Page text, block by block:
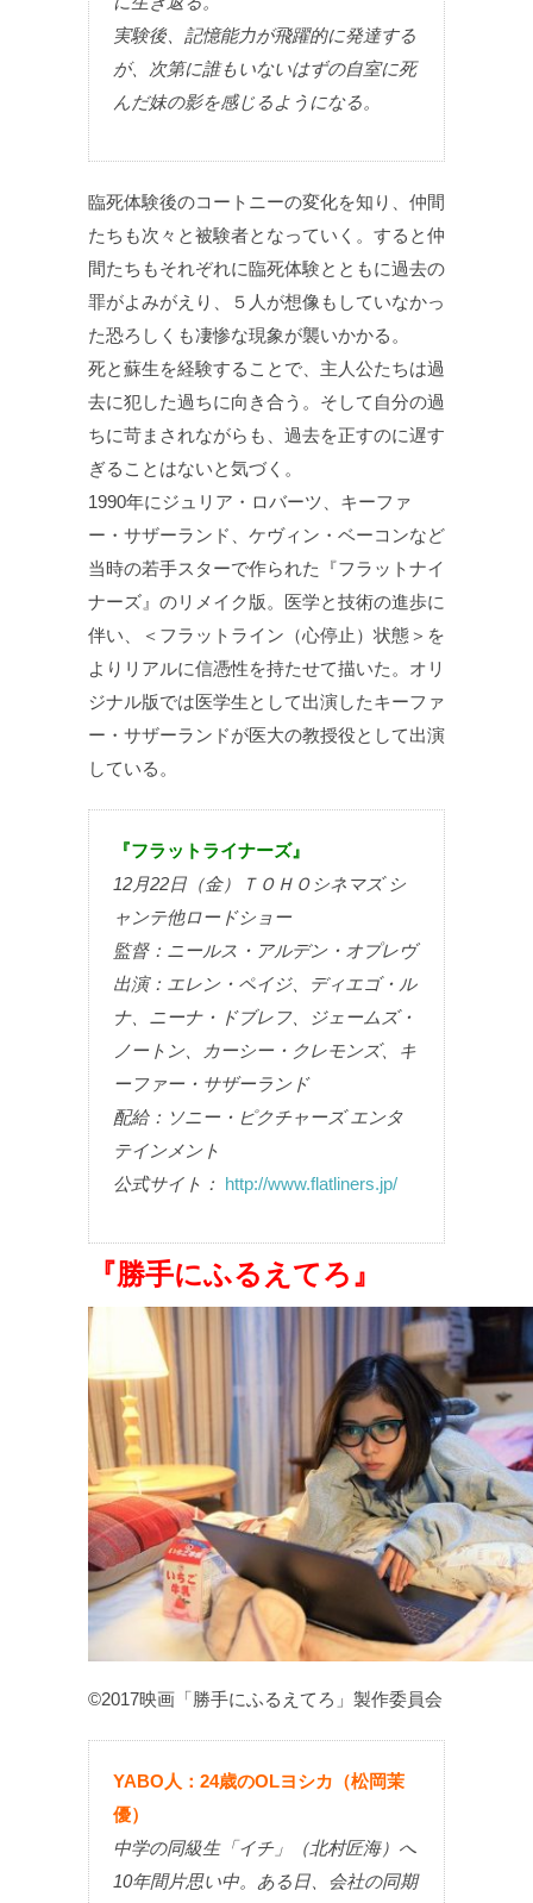
実験後、記憶能力が飛躍的に発達する
が、次第に誰もいないはずの自室に死
んだ妹の影を感じるようになる。
臨死体験後のコートニーの変化を知り、仲間
たちも次々と被験者となっていく。すると仲
間たちもそれぞれに臨死体験とともに過去の
罪がよみがえり、５人が想像もしていなかっ
た恐ろしくも凄惨な現象が襲いかかる。
死と蘇生を経験することで、主人公たちは過
去に犯した過ちに向き合う。そして自分の過
ちに苛まされながらも、過去を正すのに遅す
ぎることはないと気づく。
1990年にジュリア・ロバーツ、キーファ
ー・サザーランド、ケヴィン・ベーコンなど
当時の若手スターで作られた『フラットナイ
ナーズ』のリメイク版。医学と技術の進歩に
伴い、＜フラットライン（心停止）状態＞を
よりリアルに信憑性を持たせて描いた。オリ
ジナル版では医学生として出演したキーファ
ー・サザーランドが医大の教授役として出演
している。
『フラットライナーズ』
12月22日（金）ＴＯＨＯシネマズ シ
ャンテ他ロードショー
監督：ニールス・アルデン・オプレヴ
出演：エレン・ペイジ、ディエゴ・ル
ナ、ニーナ・ドブレフ、ジェームズ・
ノートン、カーシー・クレモンズ、キ
ーファー・サザーランド
配給：ソニー・ピクチャーズ エンタ
テインメント
公式サイト： http://www.flatliners.jp/
『勝手にふるえてろ』
©2017映画「勝手にふるえてろ」製作委員会
YABO人：24歳のOLヨシカ（松岡茉
優）
中学の同級生「イチ」（北村匠海）へ
10年間片思い中。ある日、会社の同期